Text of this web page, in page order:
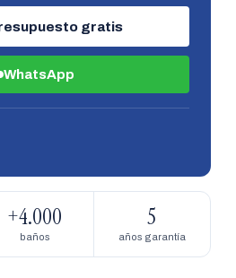
gratis
WhatsApp
+4.000
baños
5
años garantía